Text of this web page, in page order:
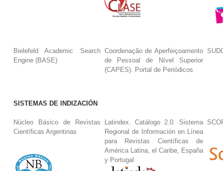
Bielefeld Academic Search
Engine (BASE)
Coordenação de Aperfeiçoamento
de Pessoal de Nível Superior
(CAPES). Portal de Periódicos
SISTEMAS DE INDIZACIÓN
Núcleo Básico de Revistas
Científicas Argentinas
Latindex. Catálogo 2.0. Sistema
Regional de Información en Línea
para Revistas Científicas de
América Latina, el Caribe, España
y Portugal